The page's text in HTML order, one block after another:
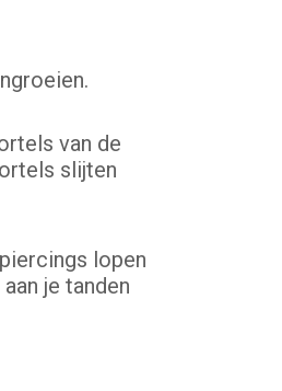
van de
slijten
lopen
je tanden